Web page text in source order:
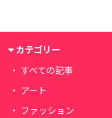
カテゴリー
すべての記事
アート
ファッション